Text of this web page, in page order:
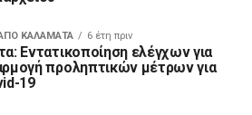
ΚΑΛΑΜΑΤΑ 6 έτη πριν
Εντατικοποίηση ελέγχων για
προληπτικών μέτρων για
19